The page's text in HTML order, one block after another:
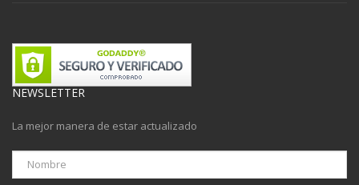
NEWSLETTER
La mejor manera de estar actualizado